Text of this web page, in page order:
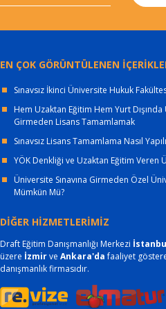
EN ÇOK GÖRÜNTÜLENEN
Sınavsız İkinci Üniversite Hukuk
Hem Uzaktan Eğitim Hem Yurt
Girmeden Lisans Tamamlamak
Sınavsız Lisans Tamamlama Nasıl
YÖK Denkliği ve Uzaktan Eğitim Veren
Üniversite Sınavına Girmeden Özel
Mümkün Mü?
DİĞER HİZMETLERİMİZ
Draft Eğitim Danışmanlığı Merkezi
üzere İzmirve Ankara'dafaaliyet
danışmanlık firmasıdır.